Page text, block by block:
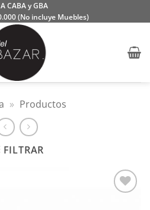
CABA y GBA
(No incluye Muebles)
» Productos
FILTRAR